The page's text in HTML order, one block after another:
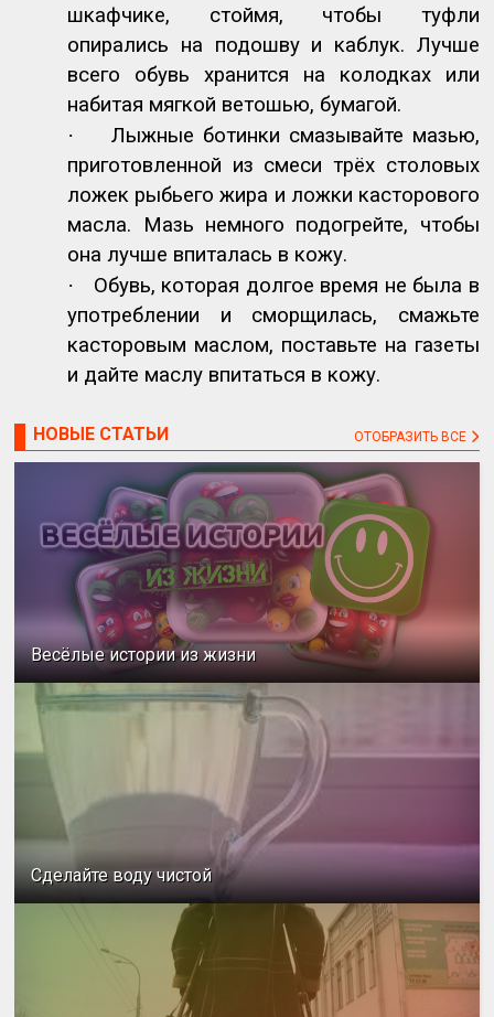
шкафчике, стоймя, чтобы туфли
опирались на подошву и каблук. Лучше
всего обувь хранится на колодках или
набитая мягкой ветошью, бумагой.
·
Лыжные ботинки смазывайте мазью,
приготовленной из смеси трёх столовых
ложек рыбьего жира и ложки касторового
масла. Мазь немного подогрейте, чтобы
она лучше впиталась в кожу.
·
Обувь, которая долгое время не была в
употреблении и сморщилась, смажьте
касторовым маслом, поставьте на газеты
и дайте маслу впитаться в кожу.
НОВЫЕ СТАТЬИ ОТОБРАЗИТЬ ВСЕ
Весёлые истории из жизни
Сделайте воду чистой